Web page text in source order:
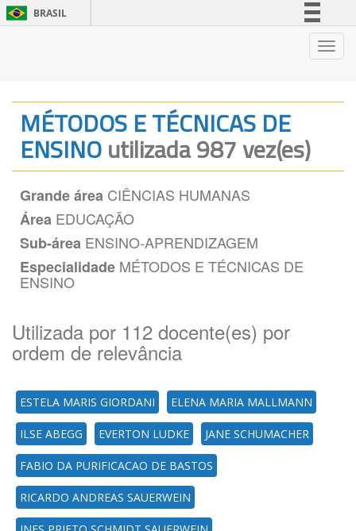
BRASIL
Legislação
Canais
MÉTODOS E TÉCNICAS DE
ENSINOutilizada 987 vez(es)
Grande área CIÊNCIAS HUMANAS
Área EDUCAÇÃO
Sub-área ENSINO-APRENDIZAGEM
Especialidade MÉTODOS E TÉCNICAS DE
ENSINO
Utilizada por 112 docente(es) por
ordem de relevância
ESTELA MARIS GIORDANI ELENA MARIA MALLMANN
ILSE ABEGG EVERTON LUDKE JANE SCHUMACHER
FABIO DA PURIFICACAO DE BASTOS
RICARDO ANDREAS SAUERWEIN